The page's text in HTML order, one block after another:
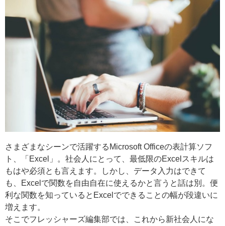
さまざまなシーンで活躍するMicrosoft Officeの表計算ソフ
ト、「Excel」。社会人にとって、最低限のExcelスキルは
もはや必須とも言えます。しかし、データ入力はできて
も、Excelで関数を自由自在に使えるかと言うと話は別。便
利な関数を知っているとExcelでできることの幅が段違いに
増えます。
そこでフレッシャーズ編集部では、これから新社会人にな